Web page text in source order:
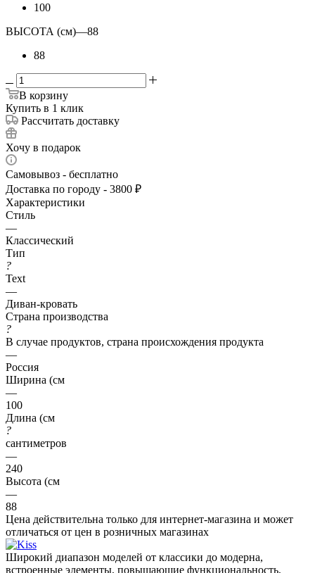
100
ВЫСОТА (см)—88
88
В корзину
Купить в 1 клик
Рассчитать доставку
Хочу в подарок
Самовывоз - бесплатно
Доставка по городу - 3800 ₽
Характеристики
Стиль
—
Классический
Тип
?
Text
—
Диван-кровать
Страна производства
?
В случае продуктов, страна происхождения продукта
—
Россия
Ширина (см
—
100
Длина (см
?
сантиметров
—
240
Высота (см
—
88
Цена действительна только для интернет-магазина и может
отличаться от цен в розничных магазинах
Широкий диапазон моделей от классики до модерна,
встроенные элементы, повышающие функциональность,